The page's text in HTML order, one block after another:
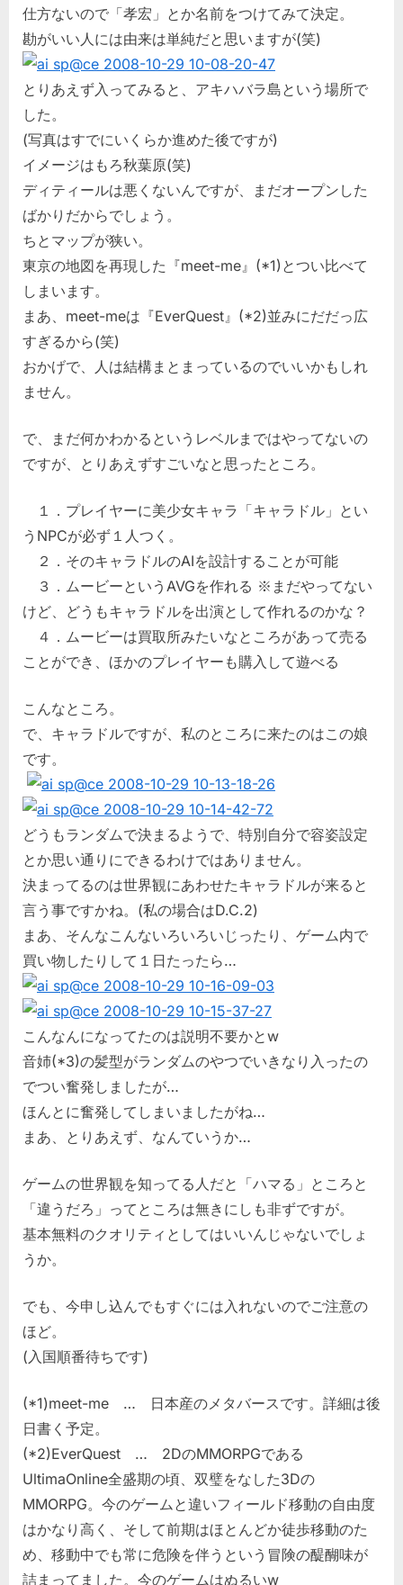
仕方ないので「孝宏」とか名前をつけてみて決定。
勘がいい人には由来は単純だと思いますが(笑)
とりあえず入ってみると、アキハバラ島という場所で
した。
(写真はすでにいくらか進めた後ですが)
イメージはもろ秋葉原(笑)
ディティールは悪くないんですが、まだオープンした
ばかりだからでしょう。
ちとマップが狭い。
東京の地図を再現した『meet-me』(*1)とつい比べて
しまいます。
まあ、meet-meは『EverQuest』(*2)並みにだだっ広
すぎるから(笑)
おかげで、人は結構まとまっているのでいいかもしれ
ません。
で、まだ何かわかるというレベルまではやってないの
ですが、とりあえずすごいなと思ったところ。
１．プレイヤーに美少女キャラ「キャラドル」とい
うNPCが必ず１人つく。
２．そのキャラドルのAIを設計することが可能
３．ムービーというAVGを作れる ※まだやってない
けど、どうもキャラドルを出演として作れるのかな？
４．ムービーは買取所みたいなところがあって売る
ことができ、ほかのプレイヤーも購入して遊べる
こんなところ。
で、キャラドルですが、私のところに来たのはこの娘
です。
どうもランダムで決まるようで、特別自分で容姿設定
とか思い通りにできるわけではありません。
決まってるのは世界観にあわせたキャラドルが来ると
言う事ですかね。(私の場合はD.C.2)
まあ、そんなこんないろいろいじったり、ゲーム内で
買い物したりして１日たったら…
こんなんになってたのは説明不要かとw
音姉(*3)の髪型がランダムのやつでいきなり入ったの
でつい奮発しましたが…
ほんとに奮発してしまいましたがね…
まあ、とりあえず、なんていうか…
ゲームの世界観を知ってる人だと「ハマる」ところと
「違うだろ」ってところは無きにしも非ずですが。
基本無料のクオリティとしてはいいんじゃないでしょ
うか。
でも、今申し込んでもすぐには入れないのでご注意の
ほど。
(入国順番待ちです)
(*1)meet-me … 日本産のメタバースです。詳細は後
日書く予定。
(*2)EverQuest … 2DのMMORPGである
UltimaOnline全盛期の頃、双璧をなした3Dの
MMORPG。今のゲームと違いフィールド移動の自由度
はかなり高く、そして前期はほとんどか徒歩移動のた
め、移動中でも常に危険を伴うという冒険の醍醐味が
詰まってました。今のゲームはぬるいw